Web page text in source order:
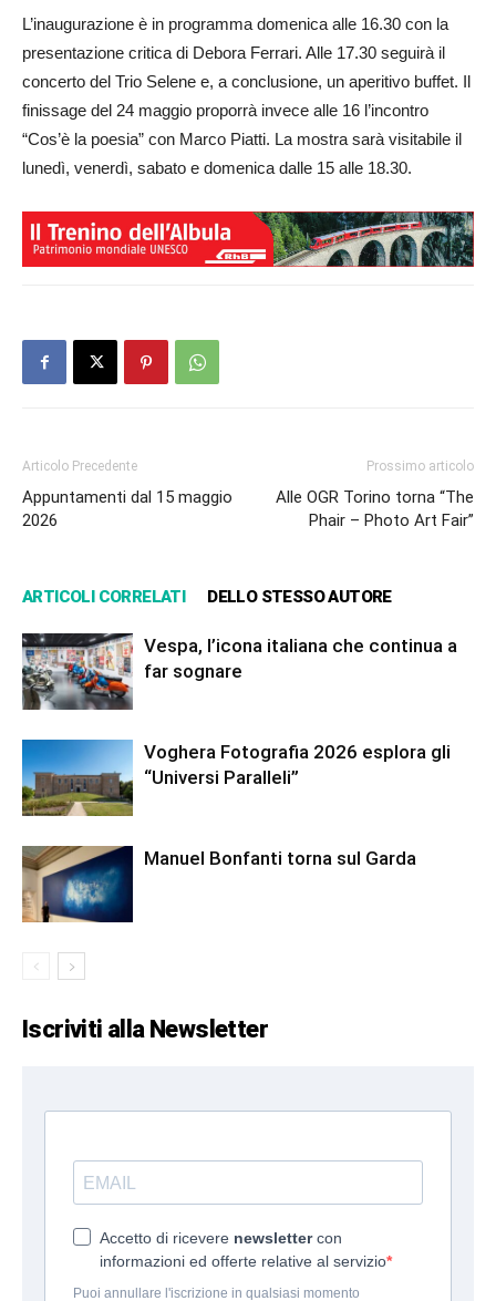
L’inaugurazione è in programma domenica alle 16.30 con la
presentazione critica di Debora Ferrari. Alle 17.30 seguirà il
concerto del Trio Selene e, a conclusione, un aperitivo buffet. Il
finissage del 24 maggio proporrà invece alle 16 l’incontro
“Cos’è la poesia” con Marco Piatti. La mostra sarà visitabile il
lunedì, venerdì, sabato e domenica dalle 15 alle 18.30.
Articolo Precedente
Appuntamenti dal 15 maggio
2026
Prossimo articolo
Alle OGR Torino torna “The
Phair – Photo Art Fair”
ARTICOLI CORRELATI DELLO STESSO AUTORE
Vespa, l’icona italiana che continua a
far sognare
Voghera Fotografia 2026 esplora gli
“Universi Paralleli”
Manuel Bonfanti torna sul Garda
Iscriviti alla Newsletter